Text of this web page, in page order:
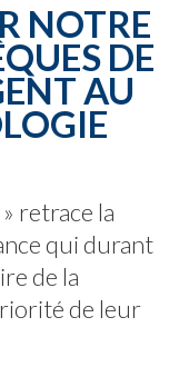
NOTRE
DE
AU
retrace la
qui durant
de la
de leur